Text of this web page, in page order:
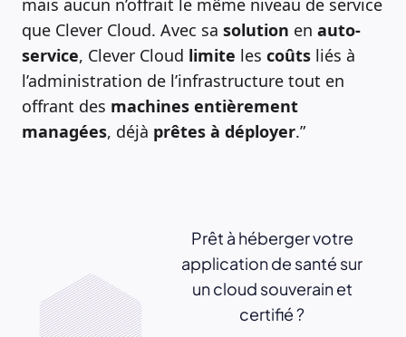
mais aucun n’offrait le même niveau de service
que Clever Cloud. Avec sa solution en auto-
service, Clever Cloud limite les coûts liés à
l’administration de l’infrastructure tout en
offrant des machines entièrement
managées, déjà prêtes à déployer.”
Prêt à héberger votre
application de santé sur
un cloud souverain et
certifié ?